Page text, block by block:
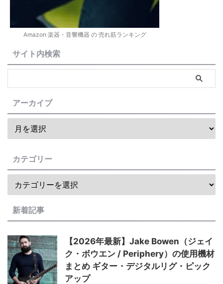
Amazon 楽器・音響機器 の 売れ筋ランキング
サイト内検索
アーカイブ
カテゴリー
新着記事
【2026年最新】Jake Bowen（ジェイ
ク・ボウエン / Periphery）の使用機材
まとめ ギター・デジタルリグ・ピック
アップ